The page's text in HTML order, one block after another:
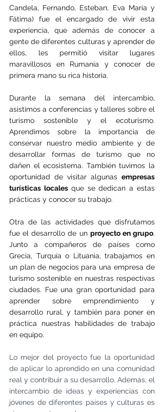
Candela, Fernando, Esteban, Eva María y
Fátima) fue el encargado de vivir esta
experiencia, que además de conocer a
gente de diferentes culturas y aprender de
ellos, les permitió visitar lugares
maravillosos en Rumanía y conocer de
primera mano su rica historia.
Durante la semana del intercambio,
asistimos a conferencias y talleres sobre el
turismo sostenible y el ecoturismo.
Aprendimos sobre la importancia de
conservar nuestro medio ambiente y de
desarrollar formas de turismo que no
dañen el ecosistema. También tuvimos la
oportunidad de visitar algunas empresas
turísticas locales que se dedican a estas
prácticas y conocer su trabajo.
Otra de las actividades que disfrutamos
fue el desarrollo de un proyecto en grupo.
Junto a compañeros de países como
Grecia, Turquía o Lituania, trabajamos en
un plan de negocios para una empresa de
turismo sostenible en nuestras respectivas
ciudades. Fue una gran oportunidad para
aprender sobre emprendimiento y
desarrollo rural, y también para poner en
práctica nuestras habilidades de trabajo
en equipo.
Lo mejor del proyecto fue la oportunidad
de aplicar lo aprendido en una comunidad
real y contribuir a su desarrollo. Además, el
intercambio de ideas y experiencias con
jóvenes de diferentes países y culturas es